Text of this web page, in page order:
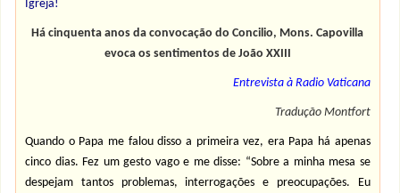
Igreja!
Há cinquenta anos da convocação do Concilio, Mons. Capovilla
evoca os sentimentos de João XXIII
Entrevista à Radio Vaticana
Tradução Montfort
Quando o Papa me falou disso a primeira vez, era Papa há apenas
cinco dias. Fez um gesto vago e me disse: “Sobre a minha mesa se
despejam tantos problemas, interrogações e preocupações. Eu